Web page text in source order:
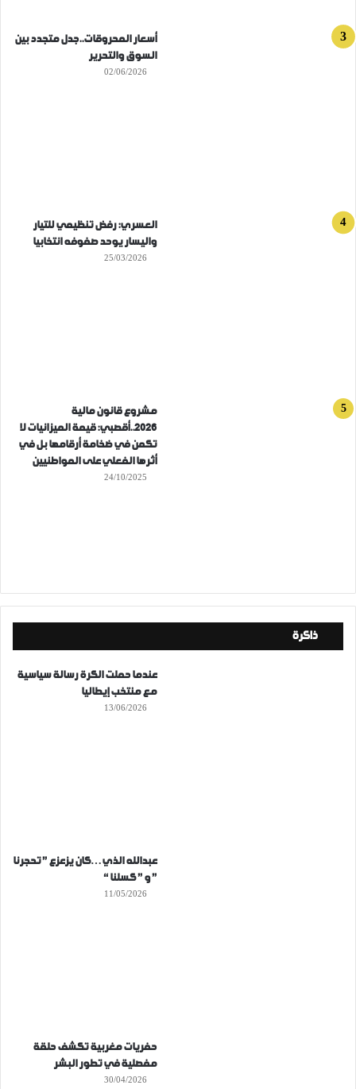
أسعار المحروقات..جدل متجدد بين
السوق والتحرير
02/06/2026
العسري: رفض تنظيمي للتيار
واليسار يوحد صفوفه انتخابيا
25/03/2026
مشروع قانون مالية
2026..أقصبي: قيمة الميزانيات لا
تكمن في ضخامة أرقامها بل في
أثرها الفعلي على المواطنيين
24/10/2025
ذاكرة
عندما حملت الكرة رسالة سياسية
مع منتخب إيطاليا
13/06/2026
عبدالله الذي…كان يزعزع ” تحجرنا
” و ” كسلنا “
11/05/2026
حفريات مغربية تكشف حلقة
مفصلية في تطور البشر
30/04/2026